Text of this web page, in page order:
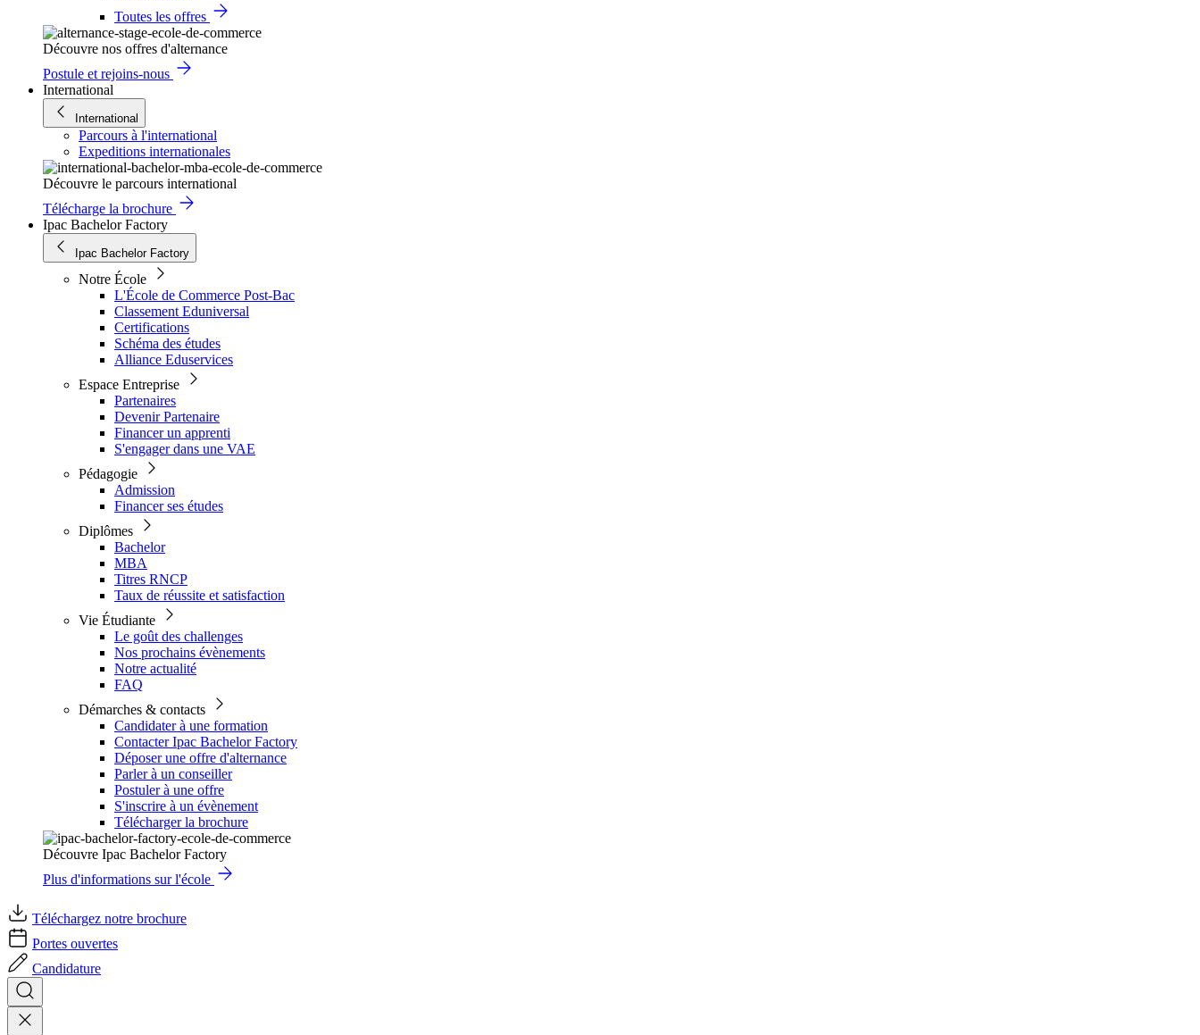
Toutes les offres
Découvre nos offres d'alternance
Postule et rejoins-nous
International
International
Parcours à l'international
Expeditions internationales
Découvre le parcours international
Télécharge la brochure
Ipac Bachelor Factory
Ipac Bachelor Factory
Notre École
L'École de Commerce Post-Bac
Classement Eduniversal
Certifications
Schéma des études
Alliance Eduservices
Espace Entreprise
Partenaires
Devenir Partenaire
Financer un apprenti
S'engager dans une VAE
Pédagogie
Admission
Financer ses études
Diplômes
Bachelor
MBA
Titres RNCP
Taux de réussite et satisfaction
Vie Étudiante
Le goût des challenges
Nos prochains évènements
Notre actualité
FAQ
Démarches & contacts
Candidater à une formation
Contacter Ipac Bachelor Factory
Déposer une offre d'alternance
Parler à un conseiller
Postuler à une offre
S'inscrire à un évènement
Télécharger la brochure
Découvre Ipac Bachelor Factory
Plus d'informations sur l'école
Téléchargez notre brochure
Portes ouvertes
Candidature